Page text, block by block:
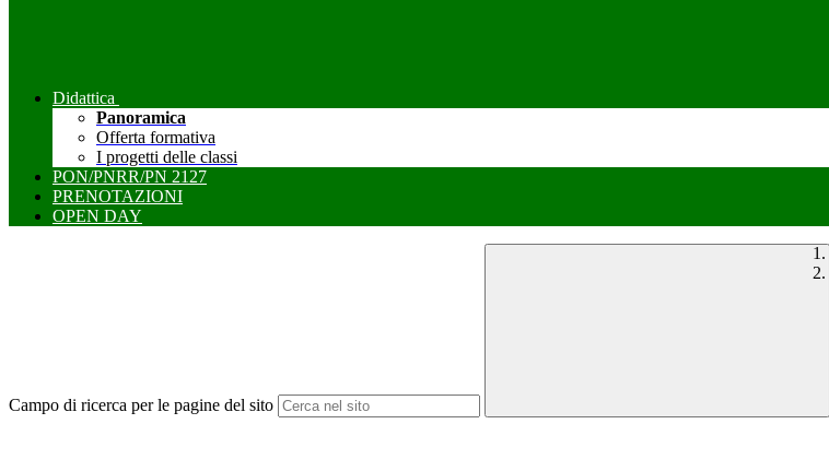
Didattica
Panoramica
Offerta formativa
I progetti delle classi
PON/PNRR/PN 2127
PRENOTAZIONI
OPEN DAY
Campo di ricerca per le pagine del sito